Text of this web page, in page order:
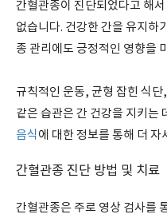
간혈관종이 진단되었다고 해
없습니다. 건강한 간을 유지하
종 관리에도 긍정적인 영향을
규칙적인 운동, 균형 잡힌 식
같은 습관은 간 건강을 지키는
음식 에 대한 정보를 통해 더
간혈관종 진단 방법 및 치료
간혈관종은 주로 영상 검사를